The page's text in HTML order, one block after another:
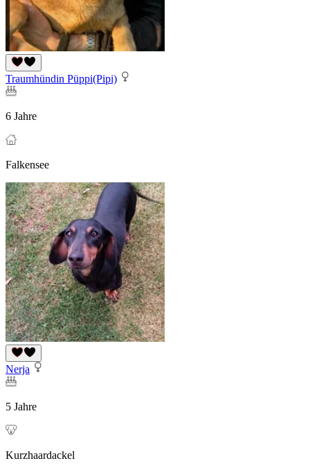
Traumhündin Püppi(Pipi)
6 Jahre
Falkensee
Nerja
5 Jahre
Kurzhaardackel